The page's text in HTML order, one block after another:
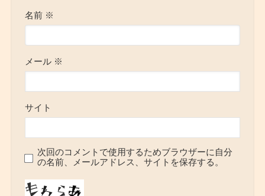
名前 ※
メール ※
サイト
次回のコメントで使用するためブラウザーに自分
の名前、メールアドレス、サイトを保存する。